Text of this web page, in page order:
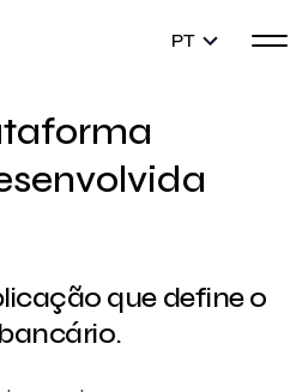
PT
que define o